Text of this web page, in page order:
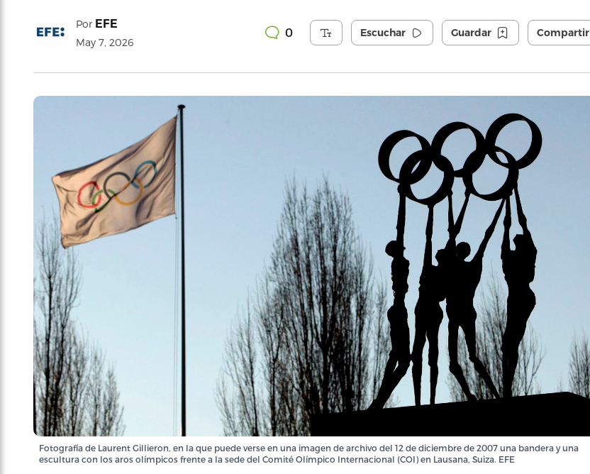
Por EFE
May 7, 2026
0 Escuchar Guardar Compartir
Fotografía de Laurent Gillieron, en la que puede verse en una imagen de archivo del 12 de diciembre de 2007 una bandera y una
escultura con los aros olímpicos frente a la sede del Comité Olímpico Internacional (COI) en Lausana, Suiza. EFE